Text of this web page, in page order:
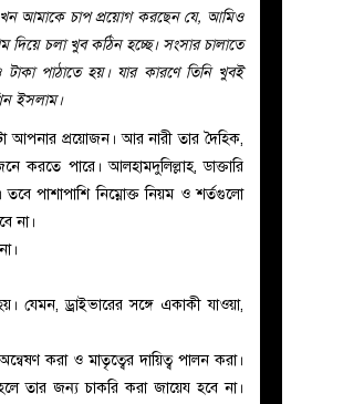
আমাকে চাপ প্রয়োগ করছেন যে, আমিও
চলা খুব কঠিন হচ্ছে। সংসার চালাতে
পাঠাতে হয়। যার কারণে তিনি খুবই
ইসলাম।
আপনার প্রয়োজন। আর নারী তার দৈহিক,
করতে পারে। আলহামদুলিল্লাহ, ডাক্তারি
পাশাপাশি নিম্নোক্ত নিয়ম ও শর্তগুলো
না।
যেমন, ড্রাইভারের সঙ্গে একাকী যাওয়া,
করা ও মাতৃত্বের দায়িত্ব পালন করা।
তার জন্য চাকরি করা জায়েয হবে না।